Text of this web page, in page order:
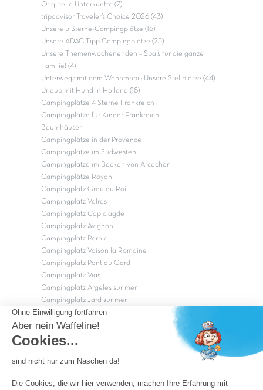
Originelle Unterkünfte (7)
tripadvisor Traveler’s Choice 2026 (43)
Unsere 5 Sterne-Campingplätze (16)
Unsere ADAC Tipp Campingplätze (25)
Unsere Themenwochenenden – Spaß für die ganze
Familie! (4)
Unterwegs mit dem Wohnmobil: Unsere Stellplätze (44)
Urlaub mit Hund in Holland (18)
Campingplätze 4 Sterne Frankreich
Campingplätze für Kinder Frankreich
Baumhäuser
Campingplätze in der Provence
Campingplätze im Südwesten
Campingplätze im Becken von Arcachon
Campingplätze Royan
Campingplatz Grau du Roi
Campingplatz Valras
Campingplatz Cap d'agde
Campingplatz Avignon
Campingplatz Pornic
Campingplatz Vaison la Romaine
Campingplatz Pont du Gard
Campingplatz Vias
Campingplatz Argeles sur mer
Campingplatz Jard sur mer
Campingplatz Sarzeau
Campingplatz Fréjus
Campingplätze in Camargue
OK